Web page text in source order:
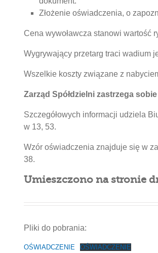
Złożenie oświadczenia, o
Cena wywoławcza stanowi wartość
Wygrywający przetarg traci wadium
Wszelkie koszty związane z
Zarząd Spółdzielni zastrzega
Szczegółowych informacji udziela
w 13, 53.
Wzór oświadczenia znajduje się w
38.
Umieszczono na stronie
Pliki do pobrania:
OŚWIADCZENIE OŚWIADCZENIE